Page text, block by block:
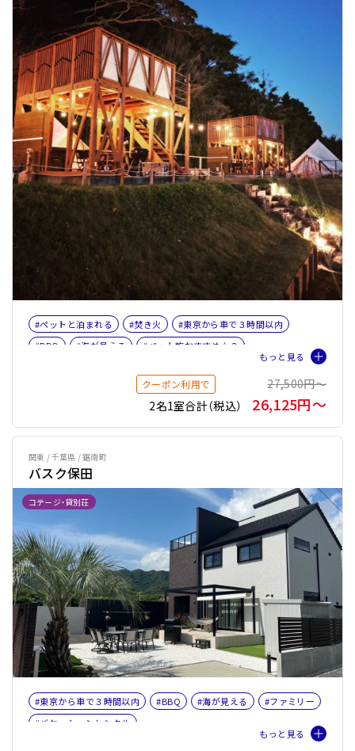
#ペットと泊まれる #焚き火
#東京から車で３時間以内
#BBQ
#海が見える #ペット旅おすすめ☆３
クーポン利用で
27,500円〜
2名1室合計（税込）
26,125円〜
コテージ・貸別荘
関東 / 千葉県 / 鋸南町
バスク保田
#東京から車で３時間以内 #BBQ #海が見える
#ファミリー
#バケーションレンタル